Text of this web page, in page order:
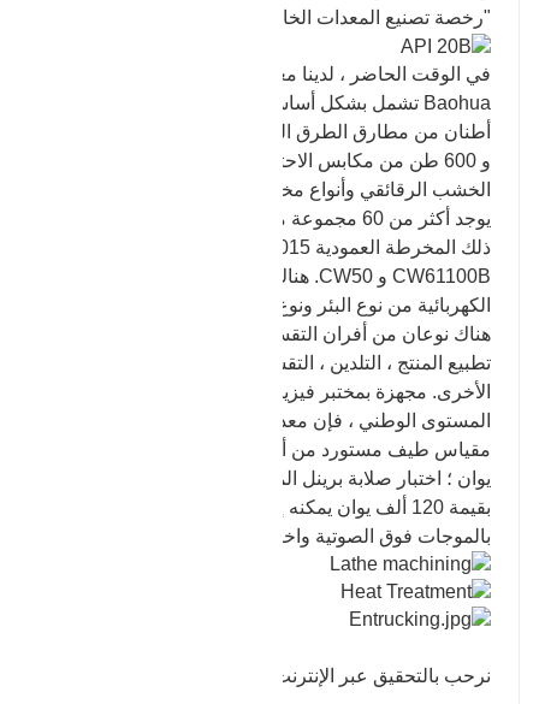
"رخصة تصنيع المعدات الخاصة".
في الوقت الحاضر ، لدينا معدات الطرق في شركة
Baohua تشمل بشكل أساسي: خمسة أطنان وثلاثة
و 600 طن من مكابس الاحتكاك ، ستة مطارق كبيرة من
الخشب الرقائقي وأنواع مختلفة من المطارق الهوائية ؛
يوجد أكثر من 60 مجموعة من معدات المعالجة ، بما في
CW61100B و CW50. هناك مجموعتان من الأفران
الكهربائية من نوع البئر ونوع الترولي للمعالجة الحرارية.
هناك نوعان من أفران التقسية ، والتي يمكن أن تكمل
تطبيع المنتج ، التلدين ، التقسية والمعالجات التكنولوجية
الأخرى. مجهزة بمختبر فيزيائي وكيميائي معترف به على
المستوى الوطني ، فإن معدات الاختبار الرئيسية هي
يوان ؛ اختبار صلابة برينل المستورد من الولايات المتحدة
بقيمة 120 ألف يوان يمكنه إجراء اختبار غير تدميري
بالموجات فوق الصوتية واختبار الأداء الميكانيكي.
نرحب بالتحقيق عبر الإنترنت.